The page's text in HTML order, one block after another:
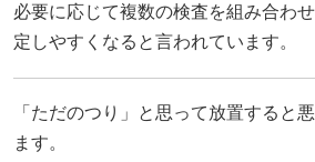
必要に応じて複数の検査を組み合わ
定しやすくなると言われています。
「ただのつり」と思って放置すると
ます。